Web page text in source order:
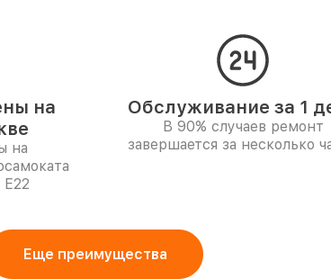
на
на
Обслуживание за 1
В 90% случаев ремонт
завершается за несколько
Еще преимущества